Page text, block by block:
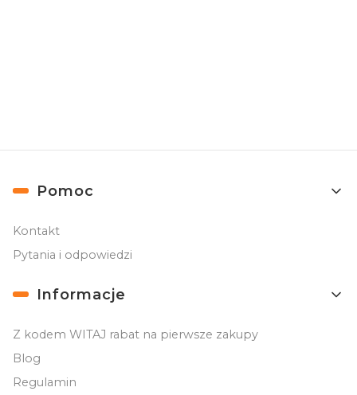
Linki w stopce
Pomoc
Kontakt
Pytania i odpowiedzi
Informacje
Z kodem WITAJ rabat na pierwsze zakupy
Blog
Regulamin